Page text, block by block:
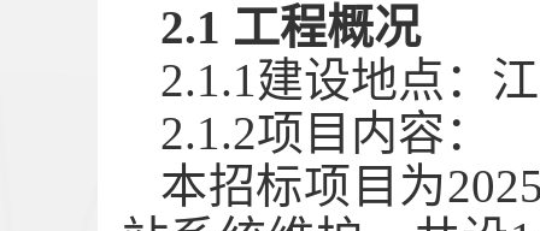
2.1 工程概况
2.1.1建设地点：
2.1.2项目内容：
本招标项目为